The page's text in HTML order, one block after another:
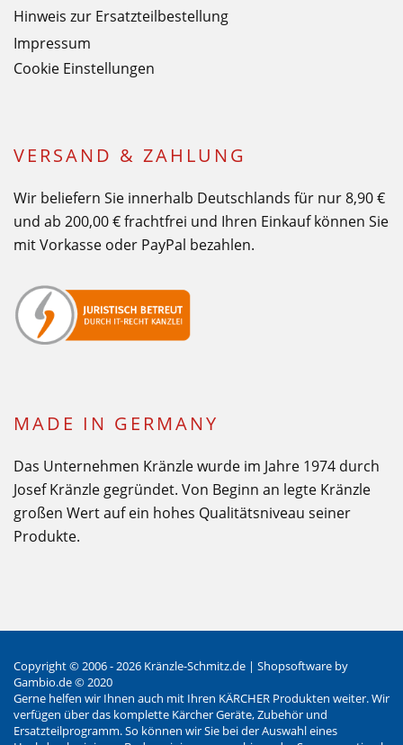
Hinweis zur Ersatzteilbestellung
Impressum
Cookie Einstellungen
VERSAND & ZAHLUNG
Wir beliefern Sie innerhalb Deutschlands für nur 8,90 €
und ab 200,00 € frachtfrei und Ihren Einkauf können Sie
mit Vorkasse oder PayPal bezahlen.
MADE IN GERMANY
Das Unternehmen Kränzle wurde im Jahre 1974 durch
Josef Kränzle gegründet. Von Beginn an legte Kränzle
großen Wert auf ein hohes Qualitätsniveau seiner
Produkte.
Copyright © 2006 - 2026 Kränzle-Schmitz.de | Shopsoftware by
Gambio.de © 2020
Gerne helfen wir Ihnen auch mit Ihren KÄRCHER Produkten weiter. Wir
verfügen über das komplette Kärcher Geräte, Zubehör und
Ersatzteilprogramm. So können wir Sie bei der Auswahl eines